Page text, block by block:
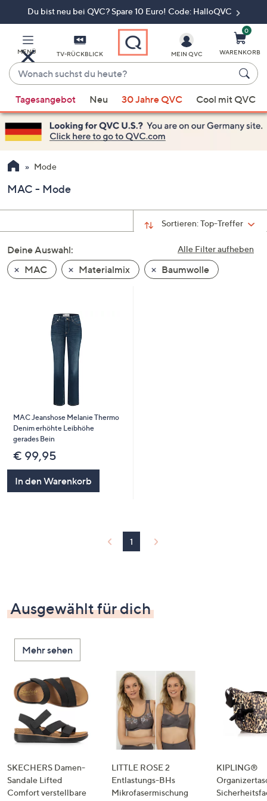
Du bist neu bei QVC? Spare 10 Euro! Code: HalloQVC
MENÜ TV-RÜCKBLICK
Wonach
suchst
du
heute?
Vorschläge
verfügbar
sind,
verwenden
Sie
Pfeiltasten
nach
und
nach
unten
oder
um
diese
anzuzeigen.
MEIN QVC
0
WARENKORB
Tagesangebot Neu 30 Jahre QVC Cool mit QVC
Mode
MAC - Mode
Sortieren:Top-Treffer
Alle Filter aufheben
Deine Auswahl:
MAC
Materialmix Baumwolle
MAC Jeanshose Melanie Thermo
Denim erhöhte Leibhöhe
gerades Bein
€ 99,95
In den Warenkorb
1
Ausgewählt für dich
Mehr sehen
SKECHERS Damen-
Sandale Lifted
Comfort verstellbare
LITTLE ROSE 2
Entlastungs-BHs
Mikrofasermischung
KIPLING®